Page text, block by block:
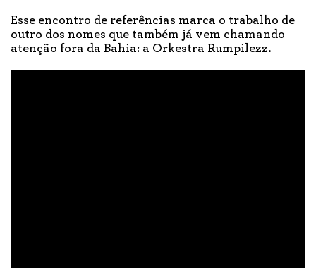
Esse encontro de referências marca o trabalho de
outro dos nomes que também já vem chamando
atenção fora da Bahia: a Orkestra Rumpilezz.